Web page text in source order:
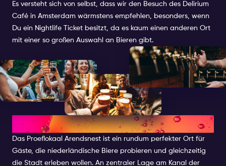
Es versteht sich von selbst, dass wir den Besuch des Delirium
Café in Amsterdam wärmstens empfehlen, besonders, wenn
Du ein Nightlife Ticket besitzt, da es kaum einen anderen Ort
mit einer so großen Auswahl an Bieren gibt.
PROEFLOKAAL ARENDSNEST
Das Proeflokaal Arendsnest ist ein rundum perfekter Ort für
Gäste, die niederländische Biere probieren und gleichzeitig
die Stadt erleben wollen. An zentraler Lage am Kanal der